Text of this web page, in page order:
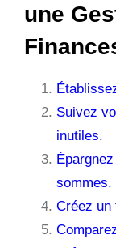
une
Suivez
inutiles.
sommes.
Créez un